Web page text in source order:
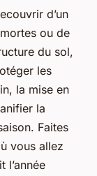
d’un
ou de
du sol,
les
la mise en
la
Faites
vous allez
l’année